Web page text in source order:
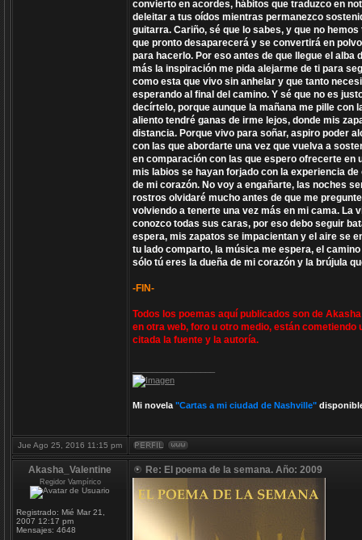
convierto en acordes, hábitos que traduzco en
deleitar a tus oídos mientras permanezco
guitarra. Cariño, sé que lo sabes, y que no
que pronto desaparecerá y se convertirá en
para hacerlo. Por eso antes de que llegue el
más la inspiración me pida alejarme de ti para
como esta que vivo sin anhelar y que tanto
esperando al final del camino. Y sé que no es
decírtelo, porque aunque la mañana me pille
aliento tendré ganas de irme lejos, donde mis
distancia. Porque vivo para soñar, aspiro poder
con las que abordarte una vez que vuelva a
en comparación con las que espero ofrecerte en
mis labios se hayan forjado con la experiencia
de mi corazón. No voy a engañarte, las noches
rostros olvidaré mucho antes de que me
volviendo a tenerte una vez más en mi cama. La
conozco todas sus caras, por eso debo seguir
espera, mis zapatos se impacientan y el aire se
tu lado comparto, la música me espera, el
sólo tú eres la dueña de mi corazón y la brújula
-FIN-
Todos los poemas aquí publicados son de
en otra web, foro u otro medio, están
citada la fuente y la autoría.
Mi novela "Cartas a mi ciudad de Nashville"
Jue Ago 25, 2016 11:15 pm
Akasha_Valentine
Regidor Vampírico
Registrado: Mié Mar 21,
2007 12:17 pm
Mensajes: 4648
Re: El poema de la semana. Año: 2009